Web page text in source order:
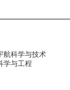
航科学与技术
学与工程